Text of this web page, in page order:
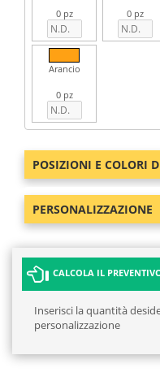
0 pz 0 pz
Arancio
0 pz
POSIZIONI E COLORI
PERSONALIZZAZIONE
CALCOLA IL
Inserisci la quantità
personalizzazione